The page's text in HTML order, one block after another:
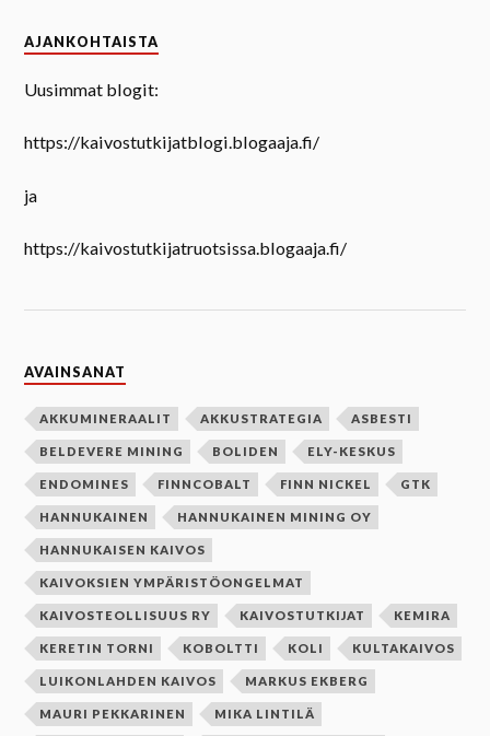
AJANKOHTAISTA
Uusimmat blogit:
https://kaivostutkijatblogi.blogaaja.fi/
ja
https://kaivostutkijatruotsissa.blogaaja.fi/
AVAINSANAT
AKKUMINERAALIT AKKUSTRATEGIA ASBESTI
BELDEVERE MINING BOLIDEN ELY-KESKUS
ENDOMINES FINNCOBALT FINN NICKEL GTK
HANNUKAINEN HANNUKAINEN MINING OY
HANNUKAISEN KAIVOS
KAIVOKSIEN YMPÄRISTÖONGELMAT
KAIVOSTEOLLISUUS RY KAIVOSTUTKIJAT KEMIRA
KERETIN TORNI KOBOLTTI KOLI KULTAKAIVOS
LUIKONLAHDEN KAIVOS MARKUS EKBERG
MAURI PEKKARINEN MIKA LINTILÄ